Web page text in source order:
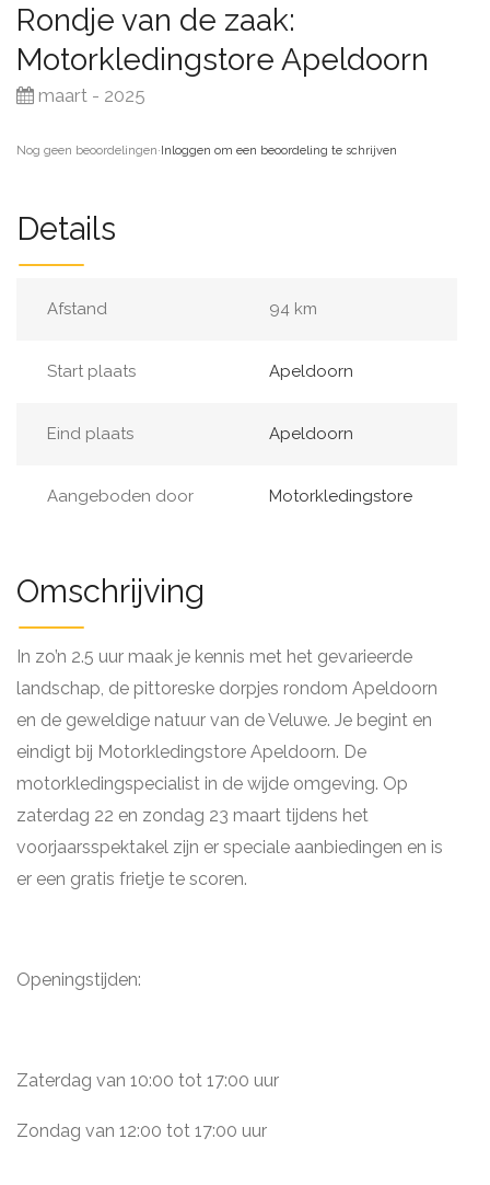
Rondje van de zaak:
Motorkledingstore Apeldoorn
maart - 2025
Nog geen beoordelingen·Inloggen om een beoordeling te schrijven
Details
Afstand 94 km
Start plaats Apeldoorn
Eind plaats Apeldoorn
Aangeboden door Motorkledingstore
Omschrijving
In zo’n 2.5 uur maak je kennis met het gevarieerde
landschap, de pittoreske dorpjes rondom Apeldoorn
en de geweldige natuur van de Veluwe. Je begint en
eindigt bij Motorkledingstore Apeldoorn. De
motorkledingspecialist in de wijde omgeving. Op
zaterdag 22 en zondag 23 maart tijdens het
voorjaarsspektakel zijn er speciale aanbiedingen en is
er een gratis frietje te scoren.
Openingstijden:
Zaterdag van 10:00 tot 17:00 uur
Zondag van 12:00 tot 17:00 uur